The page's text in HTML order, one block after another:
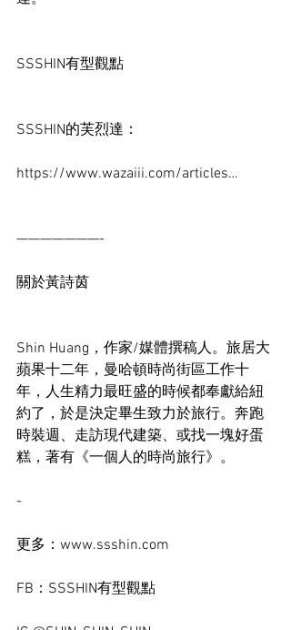
SSSHIN有型觀點
SSSHIN的芙烈達：
https://www.wazaiii.com/articles…
———————-
關於黃詩茵
Shin Huang，作家/媒體撰稿人。旅居大
蘋果十二年，曼哈頓時尚街區工作十
年，人生精力最旺盛的時候都奉獻給紐
約了，於是決定畢生致力於旅行。奔跑
時裝週、走訪現代建築、或找一塊好蛋
糕，著有《一個人的時尚旅行》。
-
更多：www.ssshin.com
FB：SSSHIN有型觀點